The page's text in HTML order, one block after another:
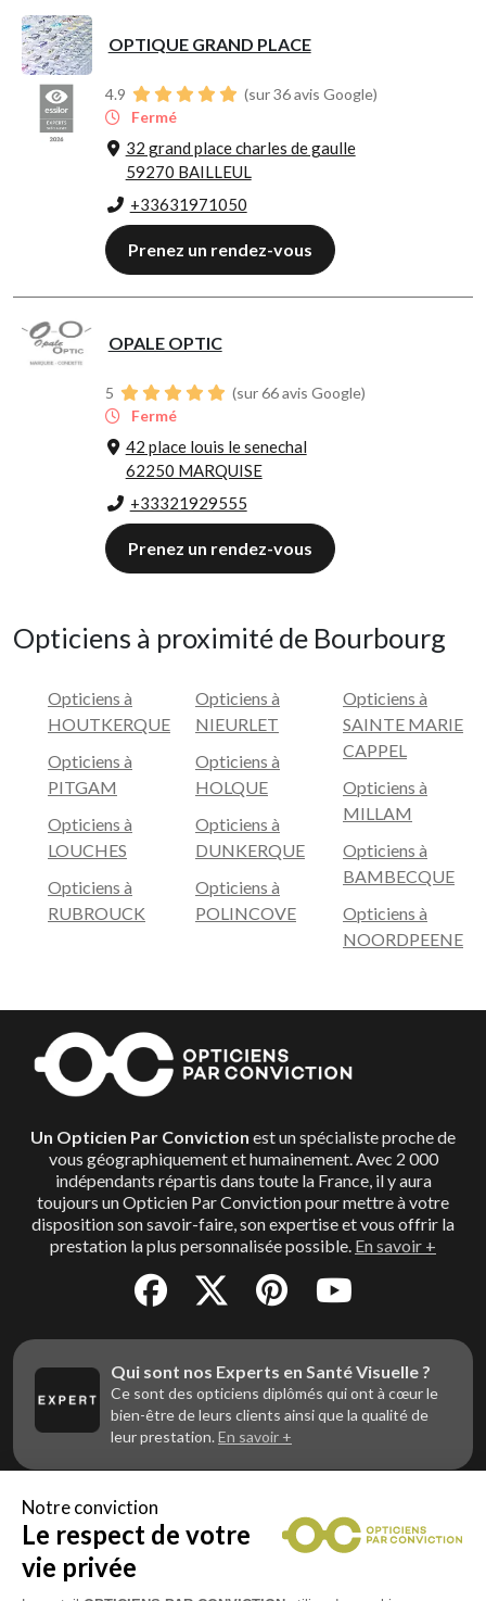
OPTIQUE GRAND PLACE
4.9
(sur 36 avis Google)
Fermé
32 grand place charles de gaulle
59270 BAILLEUL
+33631971050
Prenez un rendez-vous
OPALE OPTIC
5
(sur 66 avis Google)
Fermé
42 place louis le senechal
62250 MARQUISE
+33321929555
Prenez un rendez-vous
Opticiens à proximité de Bourbourg
Opticiens à
HOUTKERQUE
Opticiens à
PITGAM
Opticiens à
LOUCHES
Opticiens à
RUBROUCK
Opticiens à
NIEURLET
Opticiens à
HOLQUE
Opticiens à
DUNKERQUE
Opticiens à
POLINCOVE
Opticiens à
SAINTE MARIE
CAPPEL
Opticiens à
MILLAM
Opticiens à
BAMBECQUE
Opticiens à
NOORDPEENE
Un Opticien Par Conviction est un spécialiste proche de
vous géographiquement et humainement. Avec 2 000
indépendants répartis dans toute la France, il y aura
toujours un Opticien Par Conviction pour mettre à votre
disposition son savoir-faire, son expertise et vous offrir la
prestation la plus personnalisée possible. En savoir +
Qui sont nos Experts en Santé Visuelle ?
Ce sont des opticiens diplômés qui ont à cœur le
bien-être de leurs clients ainsi que la qualité de
leur prestation.En savoir +
Vous êtes un professionnel de la vue et
vous souhaitez nous rejoindre ?
Contactez Alliance Optic, la centrale d’achats et
Notre conviction
Le respect de votre
vie privée